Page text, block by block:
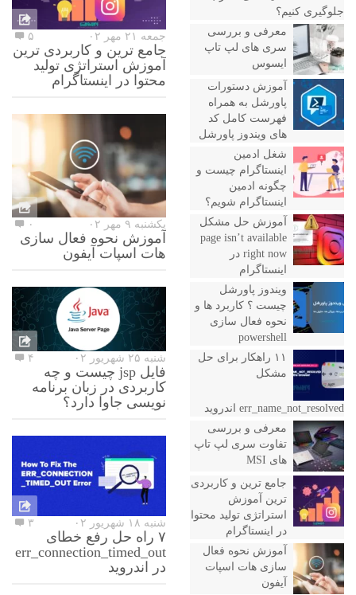
جلوگیری کنیم؟
معرفی و بررسی
سری های لپ تاپ
ایسوس
آموزش دستورات
پاورشل به همراه
فهرست کامل کد
های ویندوز پاورشل
شغل ادمین
اینستاگرام چیست و
چگونه ادمین
اینستاگرام شویم؟
آموزش حل مشکل
page isn’t available
right now در
اینستاگرام
ویندوز پاورشل
چیست ؟ کاربرد ها و
نحوه فعال سازی
powershell
۱۱ راهکار برای حل
مشکل
err_name_not_resolved اندروید
معرفی و بررسی
تفاوت سری لپ تاپ
های MSI
جامع ترین و کاربردی
ترین آموزش
استراتژی تولید محتوا
در اینستاگرام
آموزش نحوه فعال
سازی هات اسپات
آیفون
جمعه ۲۱ مهر ۰۲ ۵
جامع ترین و کاربردی ترین
آموزش استراتژی تولید
محتوا در اینستاگرام
یکشنبه ۹ مهر ۰۲ ۰
آموزش نحوه فعال سازی
هات اسپات آیفون
شنبه ۲۵ شهریور ۰۲ ۴
فایل jsp چیست و چه
کاربردی در زبان برنامه
نویسی جاوا دارد؟
شنبه ۱۸ شهریور ۰۲ ۳
۷ راه حل رفع خطای
err_connection_timed_out
در اندروید